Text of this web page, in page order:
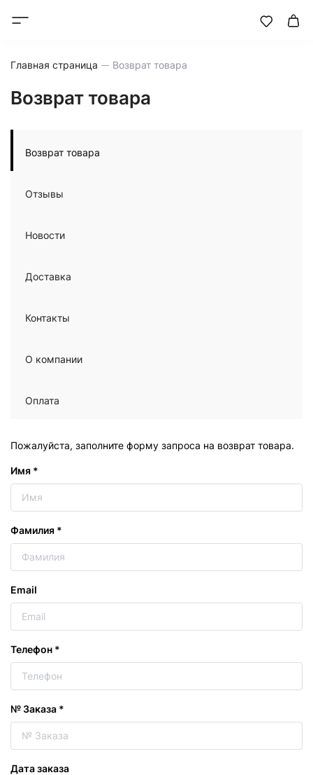
Главная страница Возврат товара
Возврат товара
Возврат товара
Отзывы
Новости
Доставка
Контакты
О компании
Оплата
Пожалуйста, заполните форму запроса на возврат товара.
Имя *
Фамилия *
Email
Телефон *
№ Заказа *
Дата заказа